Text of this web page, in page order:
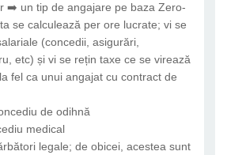
➡️ un tip de angajare pe baza Zero-
se calculează per ore lucrate; vi se
(concedii, asigurări,
etc) și vi se rețin taxe ce se virează
fel ca unui angajat cu contract de
de odihnă
medical
legale; de obicei, acestea sunt